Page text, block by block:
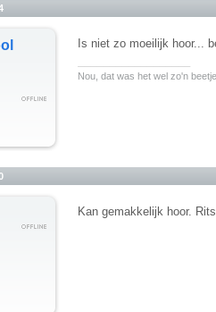
Is niet zo moeilijk hoor...
Nou, dat was het wel zo'n beetje
Kan gemakkelijk hoor.